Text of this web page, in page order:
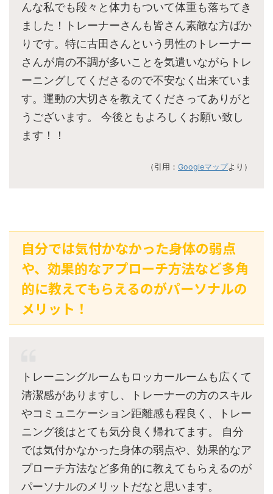
んな私でも段々と体力もついて体重も落ちてき
ました！トレーナーさんも皆さん素敵な方ばか
りです。特に古田さんという男性のトレーナー
さんが肩の不調が多いことを気遣いながらトレ
ーニングしてくださるので不安なく出来ていま
す。運動の大切さを教えてくださってありがと
うございます。 今後ともよろしくお願い致し
ます！！
（引用： Googleマップより）
自分では気付かなかった身体の弱点
や、効果的なアプローチ方法など多角
的に教えてもらえるのがパーソナルの
メリット！
トレーニングルームもロッカールームも広くて
清潔感がありますし、トレーナーの方のスキル
やコミュニケーション距離感も程良く、トレー
ニング後はとても気分良く帰れてます。 自分
では気付かなかった身体の弱点や、効果的なア
プローチ方法など多角的に教えてもらえるのが
パーソナルのメリットだなと思います。